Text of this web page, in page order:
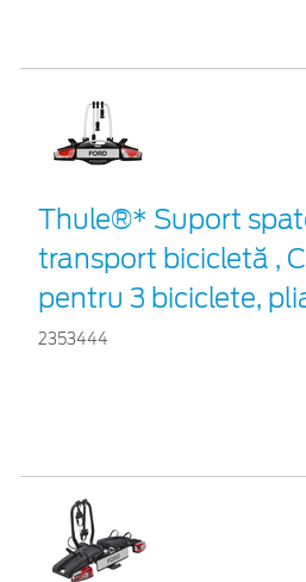
Thule®* Suport
transport bicicletă ,
pentru 3 biciclete,
2353444